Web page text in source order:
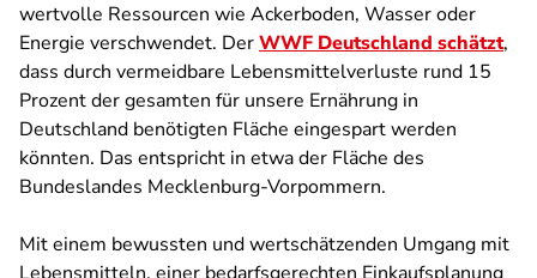
wertvolle Ressourcen wie Ackerboden, Wasser oder
Energie verschwendet. DerWWF Deutschland schätzt,
dass durch vermeidbare Lebensmittelverluste rund 15
Prozent der gesamten für unsere Ernährung in
Deutschland benötigten Fläche eingespart werden
könnten. Das entspricht in etwa der Fläche des
Bundeslandes Mecklenburg-Vorpommern.
Mit einem bewussten und wertschätzenden Umgang mit